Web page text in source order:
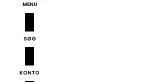
MENU
SØG
KONTO